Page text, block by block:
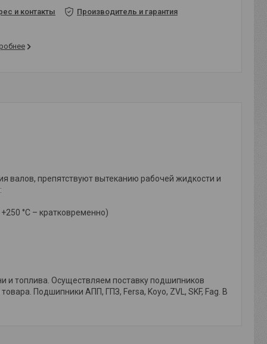
и контакты Производитель и гарантия
валов, препятствуют вытеканию рабочей жидкости и
°C – кратковременно)
и топлива. Осуществляем поставку подшипников
Подшипники АПП, ГПЗ, Fersa, Koyo, ZVL, SKF, Fag. В